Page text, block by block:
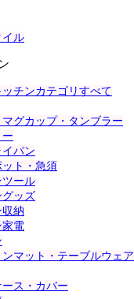
イル
チンカテゴリすべて
マグカップ・タンブラー
ー
パン
ット・急須
ツール
グッズ
納
家電
ンマット・テーブルウェア
ス・カバー